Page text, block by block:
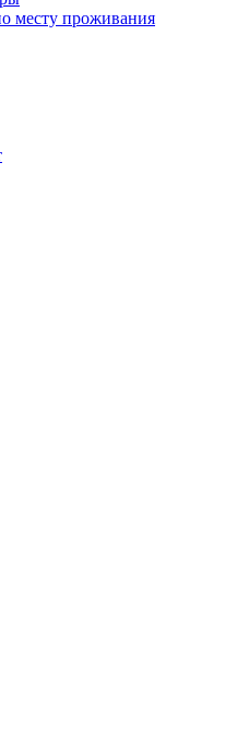
месту проживания